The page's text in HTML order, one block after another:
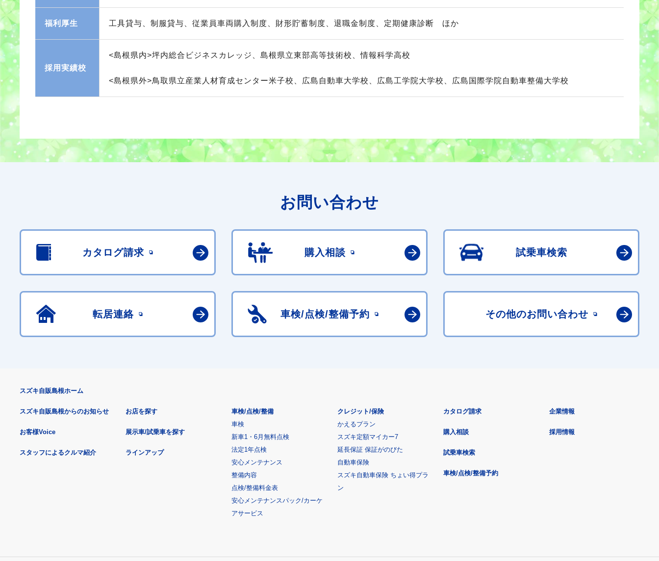
福利厚生 工具貸与、制服貸与、従業員車両購入制度、財形貯蓄制度、退職金制度、定期健康診断 ほか
採用実績校
<島根県内>坪内総合ビジネスカレッジ、島根県立東部高等技術校、情報科学高校
<島根県外>鳥取県立産業人材育成センター米子校、広島自動車大学校、広島工学院大学校、広島国際学院自動車整備大学校
お問い合わせ
カタログ請求 購入相談 試乗車検索
転居連絡 車検/点検/整備予約 その他のお問い合わせ
スズキ自販島根ホーム
スズキ自販島根からのお知らせ
お客様Voice
スタッフによるクルマ紹介
お店を探す
展示車/試乗車を探す
ラインアップ
車検/点検/整備
車検
新車1・6月無料点検
法定1年点検
安心メンテナンス
整備内容
点検/整備料金表
安心メンテナンスパック/カーケ
アサービス
クレジット/保険
かえるプラン
スズキ定額マイカー7
延長保証 保証がのびた
自動車保険
スズキ自動車保険 ちょい得プラ
ン
カタログ請求
購入相談
試乗車検索
車検/点検/整備予約
企業情報
採用情報